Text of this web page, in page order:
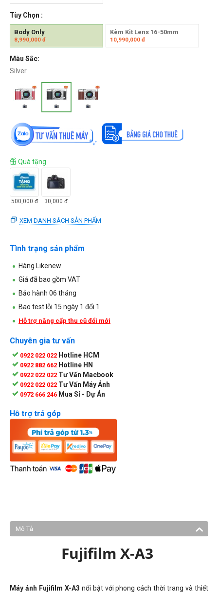
Tùy Chọn :
Body Only
8,990,000 đ
Kèm Kit Lens 16-50mm
10,990,000đ
Màu Sắc:
Silver
Quà tặng
500,000 đ 30,000 đ
XEM DANH SÁCH SẢN PHẨM
Tình trạng sản phẩm
Hàng Likenew
Giá đã bao gồm VAT
Bảo hành 06 tháng
Bao test lỗi 15 ngày 1 đổi 1
Hỗ trợ nâng cấp thu cũ đổi mới
Chuyên gia tư vấn
0922 022 022 Hotline HCM
0922 882 662 Hotline HN
0922 022 022 Tư Vấn Macbook
0922 022 022 Tư Vấn Máy Ảnh
0972 666 246 Mua Sỉ - Dự Án
Hỗ trợ trả góp
Mô Tả
Fujifilm X-A3
Máy ảnh Fujifilm X-A3 nổi bật với phong cách thời trang và thiết